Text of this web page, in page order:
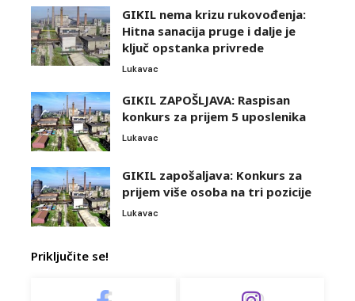
GIKIL nema krizu rukovođenja:
Hitna sanacija pruge i dalje je
ključ opstanka privrede
Lukavac
GIKIL ZAPOŠLJAVA: Raspisan
konkurs za prijem 5 uposlenika
Lukavac
GIKIL zapošaljava: Konkurs za
prijem više osoba na tri pozicije
Lukavac
Priključite se!